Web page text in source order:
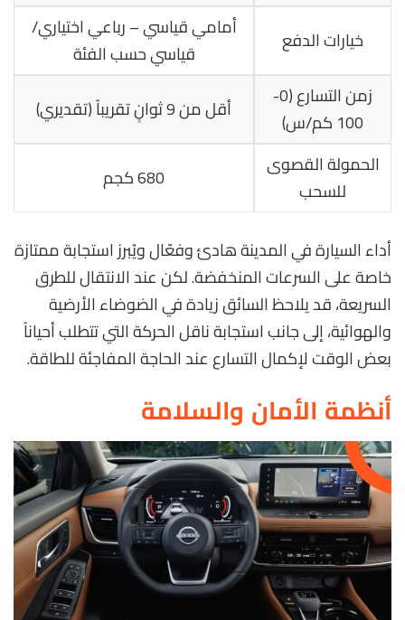
خيارات الدفع
أمامي قياسي – رباعي اختياري/
قياسي حسب الفئة
زمن التسارع (0-
100 كم/س)
أقل من 9 ثوانٍ تقريباً (تقديري)
الحمولة القصوى
للسحب
680 كجم
أداء السيارة في المدينة هادئ وفعّال ويُبرز استجابة ممتازة
خاصة على السرعات المنخفضة. لكن عند الانتقال للطرق
السريعة، قد يلاحظ السائق زيادة في الضوضاء الأرضية
والهوائية، إلى جانب استجابة ناقل الحركة التي تتطلب أحياناً
بعض الوقت لإكمال التسارع عند الحاجة المفاجئة للطاقة.
أنظمة الأمان والسلامة